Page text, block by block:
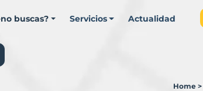
buscas? Servicios Actualidad
Home >